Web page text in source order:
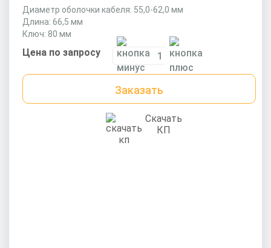
Диаметр оболочки кабеля: 55,0-62,0 мм
Длина: 66,5 мм
Ключ: 80 мм
Цена по запросу
Заказать
Скачать
КП